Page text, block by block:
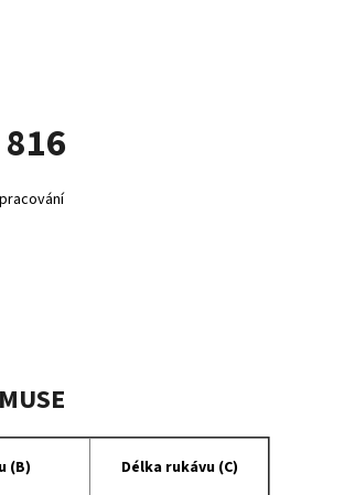
(B)
Délka rukávu (C)